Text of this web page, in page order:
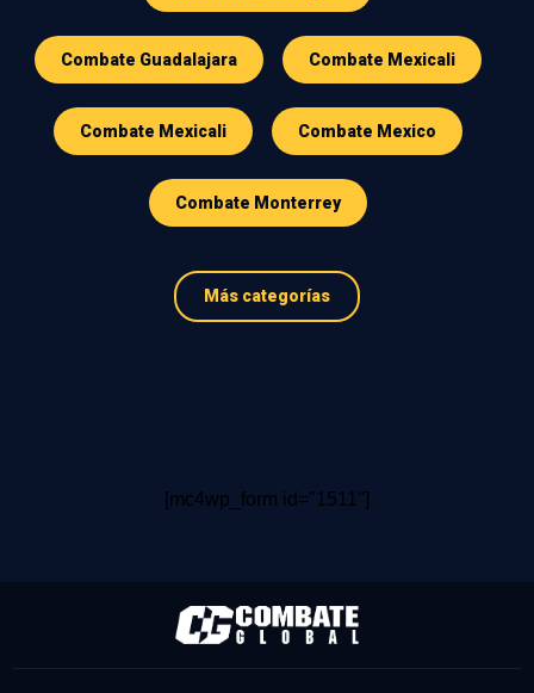
Combate Guadalajara Combate Mexicali
Combate Mexicali Combate Mexico
Combate Monterrey
Más categorías
[mc4wp_form id="1511"]